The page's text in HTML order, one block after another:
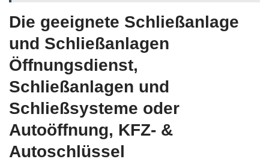
Die geeignete Schließanlage
und Schließanlagen
Öffnungsdienst,
Schließanlagen und
Schließsysteme oder
Autoöffnung, KFZ- &
Autoschlüssel